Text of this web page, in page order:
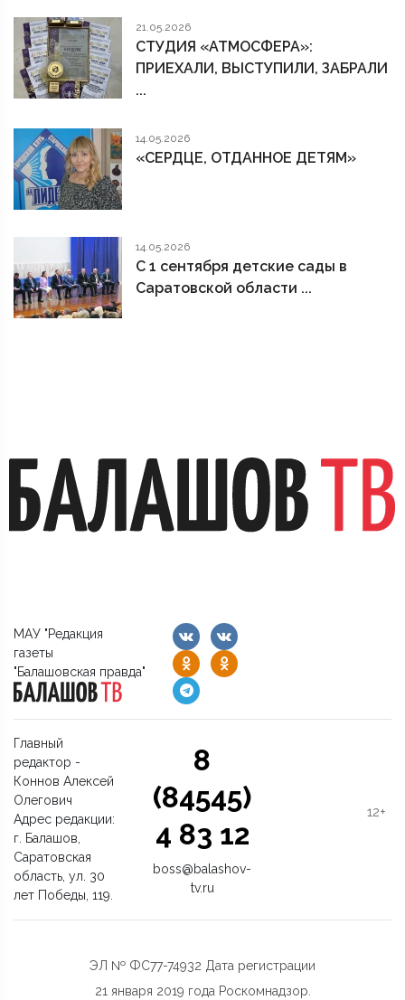
21.05.2026
СТУДИЯ «АТМОСФЕРА»:
ПРИЕХАЛИ, ВЫСТУПИЛИ, ЗАБРАЛИ
...
14.05.2026
«СЕРДЦЕ, ОТДАННОЕ ДЕТЯМ»
14.05.2026
С 1 сентября детские сады в
Саратовской области ...
МАУ "Редакция
газеты
"Балашовская правда"
Главный
редактор -
Коннов Алексей
Олегович
Адрес редакции:
г. Балашов,
Саратовская
область, ул. 30
лет Победы, 119.
8
(84545)
4 83 12
boss@balashov-
tv.ru
12+
ЭЛ № ФС77-74932 Дата регистрации
21 января 2019 года Роскомнадзор.